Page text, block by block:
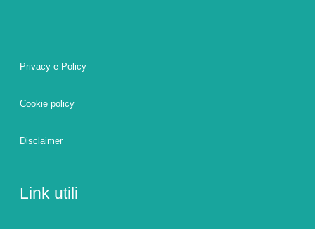
Privacy e Policy
Cookie policy
Disclaimer
Link utili